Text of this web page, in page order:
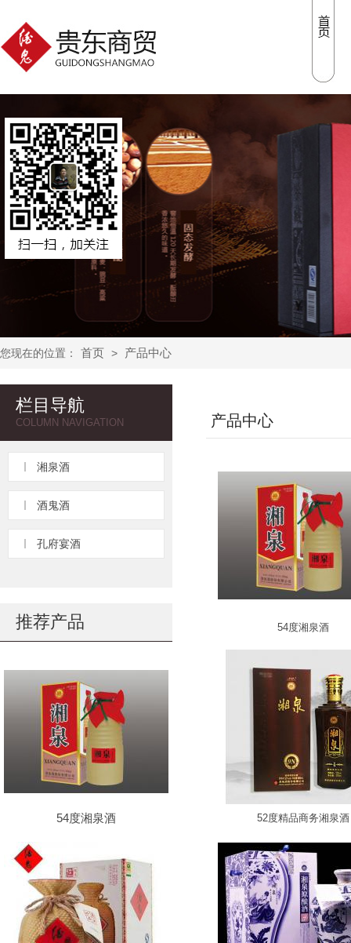
您现在的位置： 首页 > 产品中心
栏目导航
COLUMN NAVIGATION
湘泉酒
酒鬼酒
孔府宴酒
推荐产品
54度湘泉酒
产品中心
54度湘泉酒
52度精品商务湘泉酒